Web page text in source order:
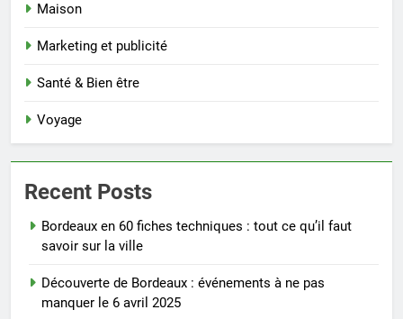
Maison
Marketing et publicité
Santé & Bien être
Voyage
Recent Posts
Bordeaux en 60 fiches techniques : tout ce qu’il faut
savoir sur la ville
Découverte de Bordeaux : événements à ne pas
manquer le 6 avril 2025